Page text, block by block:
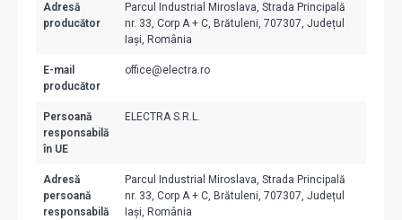
Adresă
producător
Parcul Industrial Miroslava, Strada Principală
nr. 33, Corp A + C, Brătuleni, 707307, Județul
Iași, România
E-mail
producător
office@electra.ro
Persoană
responsabilă
în UE
ELECTRA S.R.L.
Adresă
persoană
responsabilă
Parcul Industrial Miroslava, Strada Principală
nr. 33, Corp A + C, Brătuleni, 707307, Județul
Iași, România